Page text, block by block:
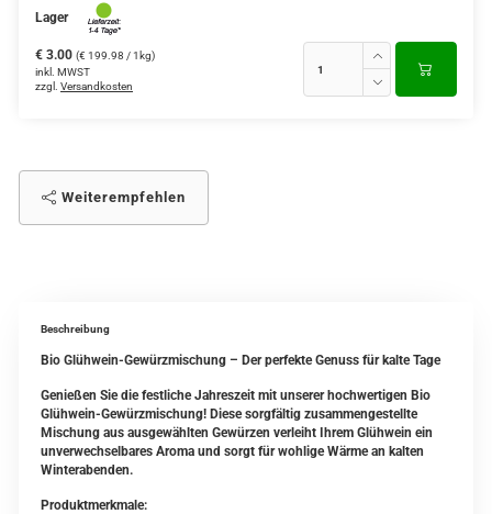
Lager
€ 3.00 (€ 199.98 / 1kg)
inkl. MWST
zzgl. Versandkosten
Weiterempfehlen
Beschreibung
Bio Glühwein-Gewürzmischung – Der perfekte Genuss für kalte Tage
Genießen Sie die festliche Jahreszeit mit unserer hochwertigen Bio
Glühwein-Gewürzmischung! Diese sorgfältig zusammengestellte
Mischung aus ausgewählten Gewürzen verleiht Ihrem Glühwein ein
unverwechselbares Aroma und sorgt für wohlige Wärme an kalten
Winterabenden.
Produktmerkmale: